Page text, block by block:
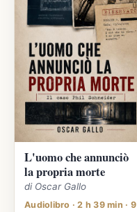
L'uomo che annunciò
la propria morte
di Oscar Gallo
Audiolibro · 2 h 39 min · 9